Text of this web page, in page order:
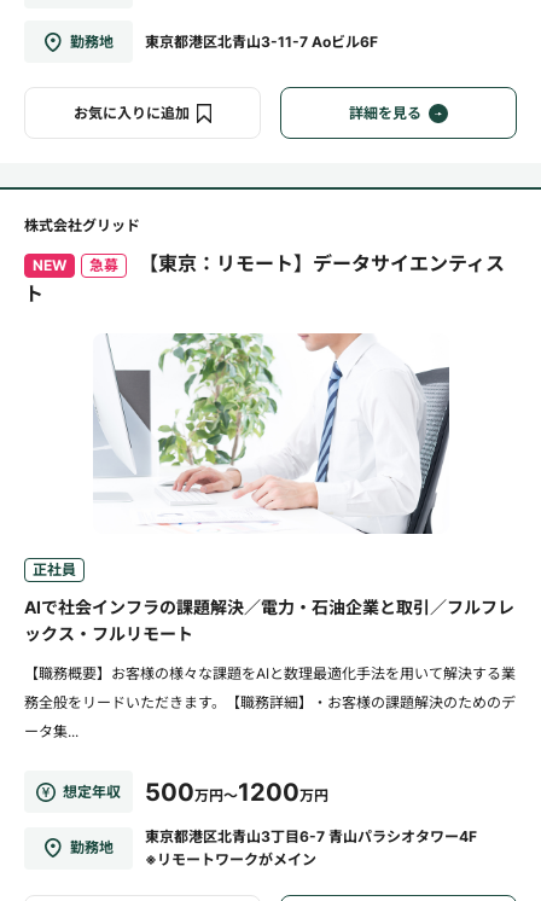
勤務地 東京都港区北青山3-11-7 Aoビル6F
お気に入りに追加 詳細を見る
株式会社グリッド
NEW 急募
【東京：リモート】データサイエンティス
ト
正社員
AIで社会インフラの課題解決／電力・石油企業と取引／フルフレ
ックス・フルリモート
【職務概要】お客様の様々な課題をAIと数理最適化手法を用いて解決する業
務全般をリードいただきます。【職務詳細】・お客様の課題解決のためのデ
ータ集...
想定年収 500万円～1200万円
勤務地
東京都港区北青山3丁目6-7 青山パラシオタワー4F
※リモートワークがメイン